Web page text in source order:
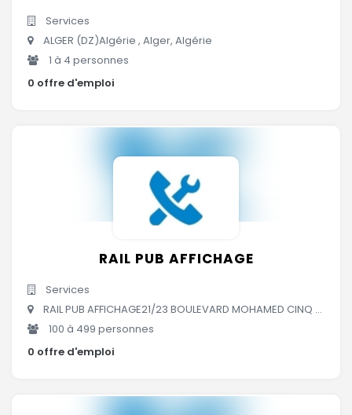
Services
ALGER (DZ)Algérie , Alger, Algérie
1 à 4 personnes
0 offre d'emploi
RAIL PUB AFFICHAGE
Services
RAIL PUB AFFICHAGE21/23 BOULEVARD MOHAMED CINQ Mohamed V, (16), 16, Alger, Algérie
100 à 499 personnes
0 offre d'emploi